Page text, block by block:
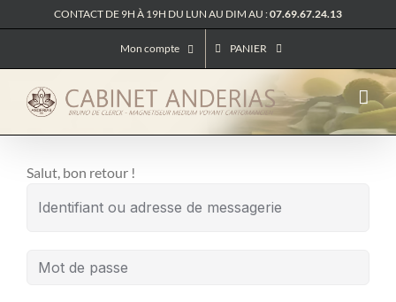
au
CONTACT DE 9H À 19H DU LUN AU DIM AU :07.69.67.24.13
Mon compte PANIER
Salut, bon retour !